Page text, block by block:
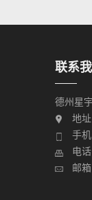
联系我
德州星
地
手机
电
邮